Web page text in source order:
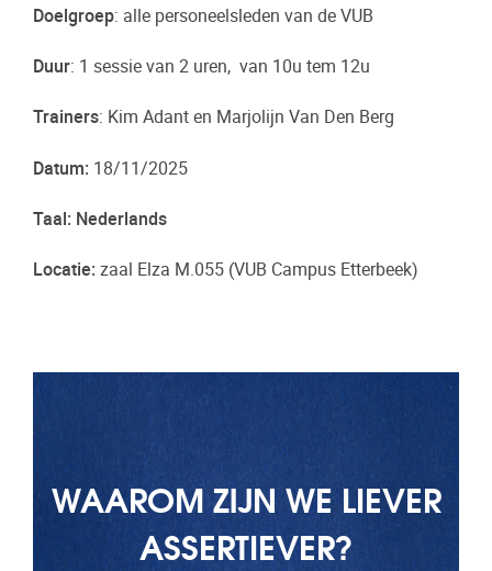
Doelgroep: alle personeelsleden van de VUB
Duur: 1 sessie van 2 uren, van 10u tem 12u
Trainers: Kim Adant en Marjolijn Van Den Berg
Datum: 18/11/2025
Taal: Nederlands
Locatie: zaal Elza M.055 (VUB Campus Etterbeek)
WAAROM ZIJN WE LIEVER
ASSERTIEVER?